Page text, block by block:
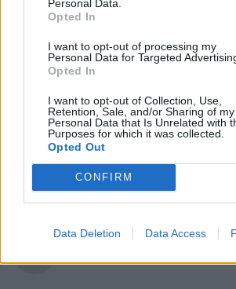
Personal Data.
Opted In
I want to opt-out of processing my
Personal Data for Targeted
Opted In
I want to opt-out of Collection, Use,
Retention, Sale, and/or Sharing of my
Personal Data that Is Unrelated with
Purposes for which it was collected.
Opted Out
CONFIRM
Data Deletion Data Access
Sportas Krepšinis
Aiškūs pirmieji
draugiškų rungtynių
2026 m. rugpjūčio 7 d. 07:05